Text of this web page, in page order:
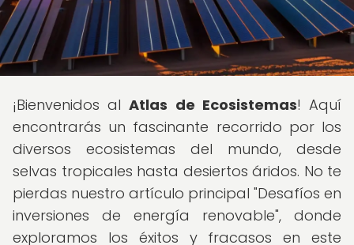
¡Bienvenidos alAtlas de Ecosistemas! Aquí
encontrarás un fascinante recorrido por los
diversos ecosistemas del mundo, desde
selvas tropicales hasta desiertos áridos. No te
pierdas nuestro artículo principal "Desafíos en
inversiones de energía renovable", donde
exploramos los éxitos y fracasos en este